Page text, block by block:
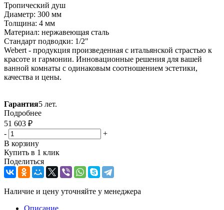
Тропический душ
Диаметр: 300 мм
Толщина: 4 мм
Материал: нержавеющая сталь
Стандарт подводки: 1/2"
Webert - продукция произведенная с итальянской страстью к
красоте и гармонии. Инновационные решения для вашей
ванной комнаты с одинаковым соотношением эстетики,
качества и цены.
Гарантия5 лет.
Подробнее
51 603 ₽
-
+
В корзину
Купить в 1 клик
Поделиться
Наличие и цену уточняйте у менеджера
Описание